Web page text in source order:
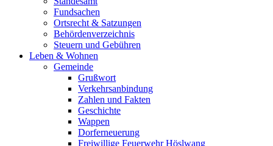
Fundsachen
Ortsrecht & Satzungen
Behördenverzeichnis
Steuern und Gebühren
Leben & Wohnen
Gemeinde
Grußwort
Verkehrsanbindung
Zahlen und Fakten
Geschichte
Wappen
Dorferneuerung
Freiwillige Feuerwehr Höslwang